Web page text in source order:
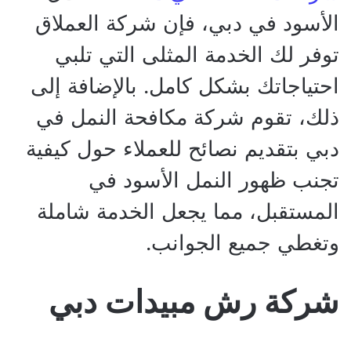
الأسود في دبي، فإن شركة العملاق
توفر لك الخدمة المثلى التي تلبي
احتياجاتك بشكل كامل. بالإضافة إلى
ذلك، تقوم شركة مكافحة النمل في
دبي بتقديم نصائح للعملاء حول كيفية
تجنب ظهور النمل الأسود في
المستقبل، مما يجعل الخدمة شاملة
وتغطي جميع الجوانب.
شركة رش مبيدات دبي